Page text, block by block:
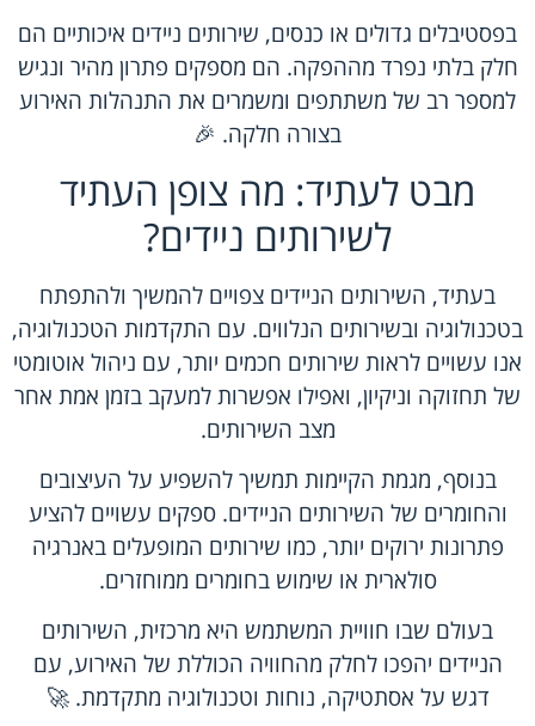
בפסטיבלים גדולים או כנסים, שירותים ניידים איכותיים הם
חלק בלתי נפרד מההפקה. הם מספקים פתרון מהיר ונגיש
למספר רב של משתתפים ומשמרים את התנהלות האירוע
בצורה חלקה. 🎉
מבט לעתיד: מה צופן העתיד
לשירותים ניידים?
בעתיד, השירותים הניידים צפויים להמשיך ולהתפתח
בטכנולוגיה ובשירותים הנלווים. עם התקדמות הטכנולוגיה,
אנו עשויים לראות שירותים חכמים יותר, עם ניהול אוטומטי
של תחזוקה וניקיון, ואפילו אפשרות למעקב בזמן אמת אחר
מצב השירותים.
בנוסף, מגמת הקיימות תמשיך להשפיע על העיצובים
והחומרים של השירותים הניידים. ספקים עשויים להציע
פתרונות ירוקים יותר, כמו שירותים המופעלים באנרגיה
סולארית או שימוש בחומרים ממוחזרים.
בעולם שבו חוויית המשתמש היא מרכזית, השירותים
הניידים יהפכו לחלק מהחוויה הכוללת של האירוע, עם
דגש על אסתטיקה, נוחות וטכנולוגיה מתקדמת. 🚀